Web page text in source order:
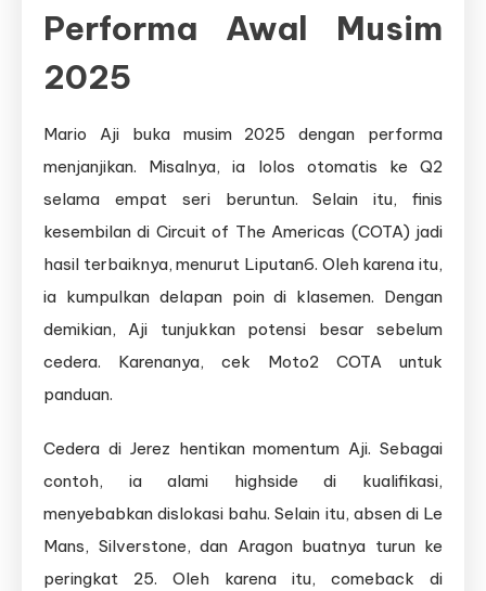
Performa Awal Musim
2025
Mario Aji buka musim 2025 dengan performa
menjanjikan. Misalnya, ia lolos otomatis ke Q2
selama empat seri beruntun. Selain itu, finis
kesembilan di Circuit of The Americas (COTA) jadi
hasil terbaiknya, menurut Liputan6. Oleh karena itu,
ia kumpulkan delapan poin di klasemen. Dengan
demikian, Aji tunjukkan potensi besar sebelum
cedera. Karenanya, cek Moto2 COTA untuk
panduan.
Cedera di Jerez hentikan momentum Aji. Sebagai
contoh, ia alami highside di kualifikasi,
menyebabkan dislokasi bahu. Selain itu, absen di Le
Mans, Silverstone, dan Aragon buatnya turun ke
peringkat 25. Oleh karena itu, comeback di